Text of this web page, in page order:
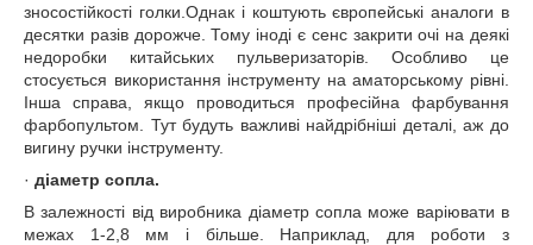
зносостійкості голки.Однак і коштують європейські аналоги в
десятки разів дорожче. Тому іноді є сенс закрити очі на деякі
недоробки китайських пульверизаторів. Особливо це
стосується використання інструменту на аматорському рівні.
Інша справа, якщо проводиться професійна фарбування
фарбопультом. Тут будуть важливі найдрібніші деталі, аж до
вигину ручки інструменту.
· діаметр сопла.
В залежності від виробника діаметр сопла може варіювати в
межах 1-2,8 мм і більше. Наприклад, для роботи з